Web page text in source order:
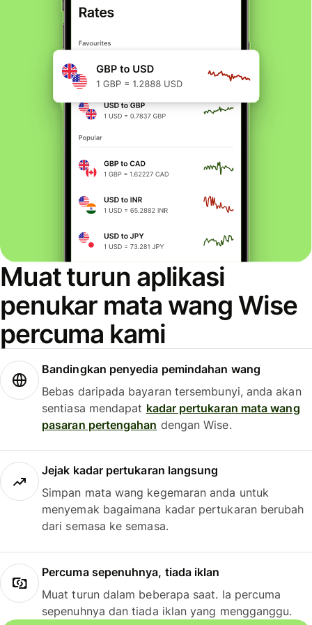
Muat turun aplikasi
penukar mata wang Wise
percuma kami
Bandingkan penyedia pemindahan wang
Bebas daripada bayaran tersembunyi, anda akan
sentiasa mendapat kadar pertukaran mata wang
pasaran pertengahan dengan Wise.
Jejak kadar pertukaran langsung
Simpan mata wang kegemaran anda untuk
menyemak bagaimana kadar pertukaran berubah
dari semasa ke semasa.
Percuma sepenuhnya, tiada iklan
Muat turun dalam beberapa saat. Ia percuma
sepenuhnya dan tiada iklan yang mengganggu.